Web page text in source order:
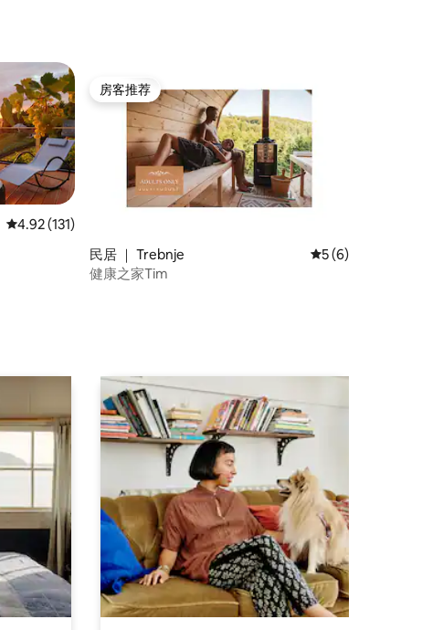
平均评分 4.92 分（满分 5 分），共 131 条评价
4.92 (131)
房客推荐
房客推荐
民居 ｜ Trebnje 平均评分 5 分（
5 (6)
健康之家Tim